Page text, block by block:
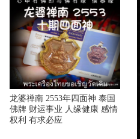
龙婆禅南 2553年四面神 泰国
佛牌 财运事业 人缘健康 感情
权利 有求必应